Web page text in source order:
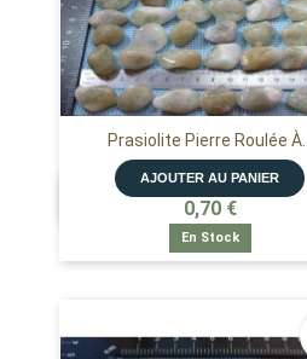
Prasiolite Pierre Roulée À...
AJOUTER AU PANIER
0,70 €
En Stock
APERÇU RAPIDE